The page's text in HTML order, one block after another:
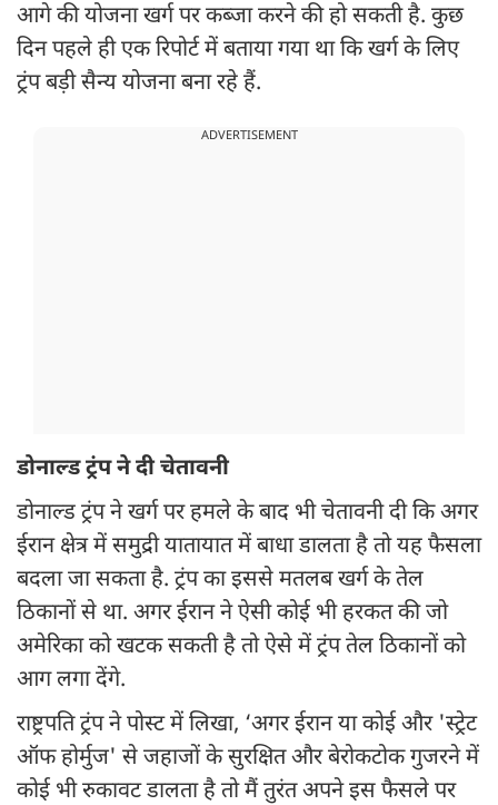
आगे की योजना खर्ग पर कब्जा करने की हो सकती है. कुछ
दिन पहले ही एक रिपोर्ट में बताया गया था कि खर्ग के लिए
ट्रंप बड़ी सैन्य योजना बना रहे हैं.
ADVERTISEMENT
डोनाल्ड ट्रंप ने दी चेतावनी
डोनाल्ड ट्रंप ने खर्ग पर हमले के बाद भी चेतावनी दी कि अगर
ईरान क्षेत्र में समुद्री यातायात में बाधा डालता है तो यह फैसला
बदला जा सकता है. ट्रंप का इससे मतलब खर्ग के तेल
ठिकानों से था. अगर ईरान ने ऐसी कोई भी हरकत की जो
अमेरिका को खटक सकती है तो ऐसे में ट्रंप तेल ठिकानों को
आग लगा देंगे.
राष्ट्रपति ट्रंप ने पोस्ट में लिखा, ‘अगर ईरान या कोई और 'स्ट्रेट
ऑफ होर्मुज' से जहाजों के सुरक्षित और बेरोकटोक गुजरने में
कोई भी रुकावट डालता है तो मैं तुरंत अपने इस फैसले पर